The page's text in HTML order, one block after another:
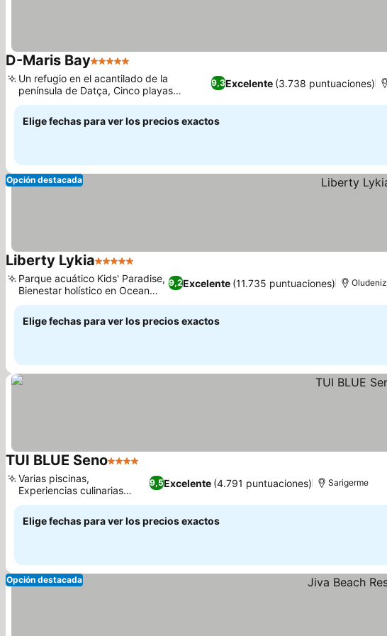
D-Maris Bay5 Estrellas
9,3Excelente (3.738 puntuaciones)
Un refugio en el acantilado de la
península de Datça, Cinco playas
privadas con Bandera Azul
Elige fechas para ver los precios exactos
Opción destacada
Liberty Lykia5 Estrellas
9,2Excelente (11.735 puntuaciones)
Parque acuático Kids' Paradise,
Bienestar holístico en Ocean
Spa
Oludeniz
Elige fechas para ver los precios exactos
TUI BLUE Seno4 Estrellas
9,5Excelente (4.791 puntuaciones)
Varias piscinas,
Experiencias culinarias
excepcionales
Sarigerme
Elige fechas para ver los precios exactos
Opción destacada